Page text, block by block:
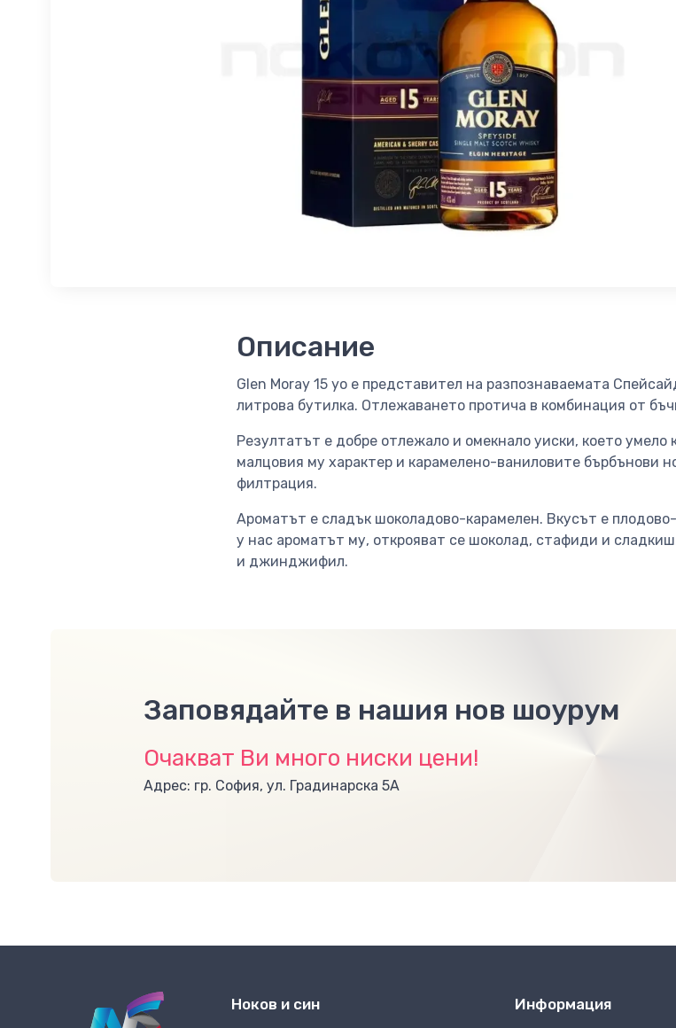
Описание
Glen Moray 15 yo e представител на разпознаваемата
литрова бутилка. Отлежаването протича в комбинация от
Резултатът е добре отлежало и омекнало уиски, което
малцовия му характер и карамелено-ваниловите бърбънови
филтрация.
Ароматът е сладък шоколадово-карамелен. Вкусът е
у нас ароматът му, открояват се шоколад, стафиди и
и джинджифил.
Заповядайте в нашия нов шоурум
Очакват Ви много ниски цени!
Адрес: гр. София, ул. Градинарска 5А
Ноков и син Информация